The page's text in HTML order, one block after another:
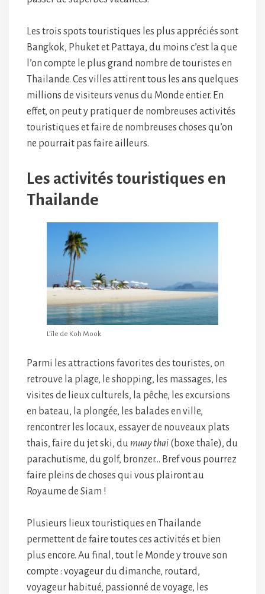
Les trois spots touristiques les plus appréciés sont
Bangkok, Phuket et Pattaya, du moins c’est la que
l’on compte le plus grand nombre de touristes en
Thailande. Ces villes attirent tous les ans quelques
millions de visiteurs venus du Monde entier. En
effet, on peut y pratiquer de nombreuses activités
touristiques et faire de nombreuses choses qu’on
ne pourrait pas faire ailleurs.
Les activités touristiques en
Thailande
L’île de Koh Mook
Parmi les attractions favorites des touristes, on
retrouve la plage, le shopping, les massages, les
visites de lieux culturels, la pêche, les excursions
en bateau, la plongée, les balades en ville,
rencontrer les locaux, essayer de nouveaux plats
thais, faire du jet ski, du muay thai (boxe thaïe), du
parachutisme, du golf, bronzer… Bref vous pourrez
faire pleins de choses qui vous plairont au
Royaume de Siam !
Plusieurs lieux touristiques en Thailande
permettent de faire toutes ces activités et bien
plus encore. Au final, tout le Monde y trouve son
compte : voyageur du dimanche, routard,
voyageur habitué, passionné de voyage, les